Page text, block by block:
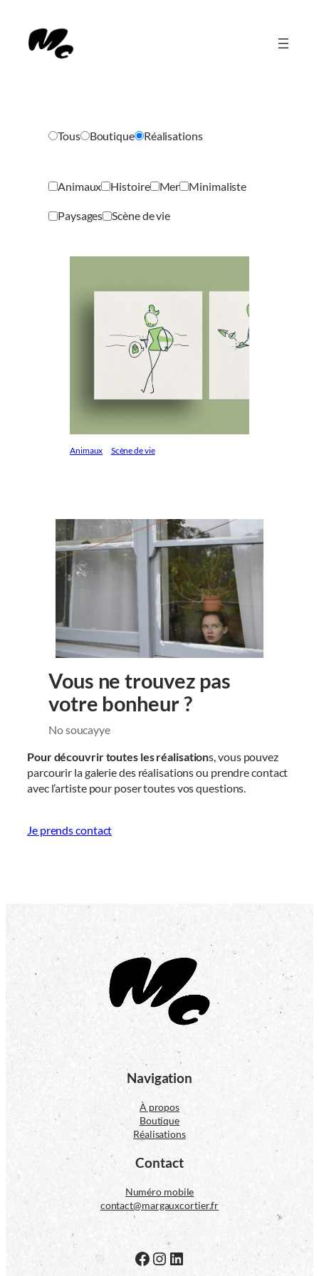
contenu
Catégories
Tous Boutique Réalisations
Étiquettes
Animaux Histoire Mer Minimaliste
Paysages Scène de vie
Animaux Scène de vie
Vous ne trouvez pas
votre bonheur ?
No soucayye
Pour découvrir toutes les réalisations, vous pouvez
parcourir la galerie des réalisations ou prendre contact
avec l’artiste pour poser toutes vos questions.
Je prends contact
Navigation
À propos
Boutique
Réalisations
Contact
Numéro mobile
contact@margauxcortier.fr
Facebook
Instagram
LinkedIn